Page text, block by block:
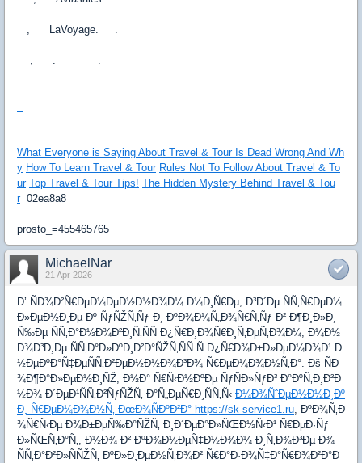
, LaVoyage. .
What Everyone is Saying About Travel & Tour Is Dead Wrong And Wh
y How To Learn Travel & Tour Rules Not To Follow About Travel & To
ur Top Travel & Tour Tips! The Hidden Mystery Behind Travel & Tou
r02ea8a8
prosto_=455465765
MichaelNar
21 Apr 2026
Ð’ ÑÐ¾Ð²Ñ€ÐµÐ¼ÐµÐ½Ð½Ð¾Ð¼ Ð¼Ð¸Ñ€Ðµ, Ð³Ð´Ðµ ÑÑ‚Ñ€ÐµÐ¼
Ð»ÐµÐ½Ð¸Ðµ Ðº ÑƒÑŽÑ‚Ñƒ Ð¸ ÐºÐ¾Ð¼Ñ„Ð¾Ñ€Ñ‚Ñƒ Ð² Ð¶Ð¸Ð»Ð¸
Ñ‰Ðµ ÑÑ‚Ð°Ð½Ð¾Ð²Ð¸Ñ‚ÑÑ Ð¿Ñ€Ð¸Ð¾Ñ€Ð¸Ñ‚ÐµÑ‚Ð¾Ð¼, Ð¼Ð½
Ð¾Ð³Ð¸Ðµ ÑÑ‚Ð°Ð»ÐºÐ¸Ð²Ð°ÑŽÑ‚ÑÑ Ñ Ð¿Ñ€Ð¾Ð±Ð»ÐµÐ¼Ð¾Ð¹ Ð
½ÐµÐºÐ°Ñ‡ÐµÑÑ‚Ð²ÐµÐ½Ð½Ð¾Ð³Ð¾ Ñ€ÐµÐ¼Ð¾Ð½Ñ‚Ð°. Ðš ÑÐ
¾Ð¶Ð°Ð»ÐµÐ½Ð¸ÑŽ, Ð½Ð° Ñ€Ñ‹Ð½ÐºÐµ ÑƒÑÐ»ÑƒÐ³ Ð°ÐºÑ‚Ð¸Ð²Ð
½Ð¾ Ð´ÐµÐ¹ÑÑ‚Ð²ÑƒÑŽÑ‚ Ð°Ñ„ÐµÑ€Ð¸ÑÑ‚Ñ‹ Ð¼Ð¾ÑˆÐµÐ½Ð½Ð¸Ðº
Ð¸ Ñ€ÐµÐ¼Ð¾Ð½Ñ‚ ÐœÐ¾ÑÐºÐ²Ð° https://sk-service1.ru , ÐºÐ¾Ñ‚Ð
¾Ñ€Ñ‹Ðµ Ð¾Ð±ÐµÑ‰Ð°ÑŽÑ‚ Ð¸Ð´ÐµÐ°Ð»ÑŒÐ½Ñ‹Ð¹ Ñ€ÐµÐ·Ñƒ
Ð»ÑŒÑ‚Ð°Ñ‚, Ð½Ð¾ Ð² ÐºÐ¾Ð½ÐµÑ‡Ð½Ð¾Ð¼ Ð¸Ñ‚Ð¾Ð³Ðµ Ð¾
ÑÑ‚Ð°Ð²Ð»ÑÑŽÑ‚ ÐºÐ»Ð¸ÐµÐ½Ñ‚Ð¾Ð² Ñ€Ð°Ð·Ð¾Ñ‡Ð°Ñ€Ð¾Ð²Ð°Ð